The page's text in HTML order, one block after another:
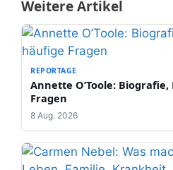
Weitere Artikel
REPORTAGE
Annette O’Toole:
Fragen
8 Aug. 2026